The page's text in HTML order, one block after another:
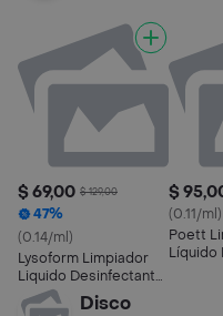
$ 69,00 $ 129,00
47%
(0.14/ml)
Lysoform Limpiador
Liquido Desinfectante
Citrica
$
(0.11/ml)
Poett
Líquido
Disco